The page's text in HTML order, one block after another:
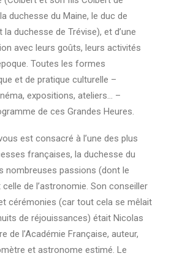
duchesse du Maine, le duc de
la duchesse de Trévise), et d’une
avec leurs goûts, leurs activités
Toutes les formes
et de pratique culturelle –
expositions, ateliers… –
de ces Grandes Heures.
est consacré à l’une des plus
françaises, la duchesse du
nombreuses passions (dont le
de l’astronomie. Son conseiller
cérémonies (car tout cela se mêlait
de réjouissances) était Nicolas
de l’Académie Française, auteur,
et astronome estimé. Le